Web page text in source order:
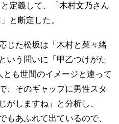
定義して、「木村文乃さん
と断定した。
じた松坂は「木村と菜々緒
いう問いに「甲乙つけがた
も世間のイメージと違って
、そのギャップに男性スタ
がしますね」と分析し、
もあふれて出ているので、